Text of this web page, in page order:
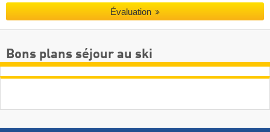
Évaluation
Bons plans séjour au ski